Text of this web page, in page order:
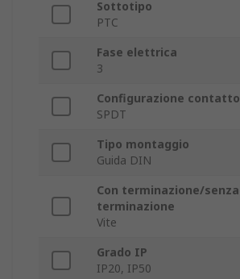
Sottotipo
PTC
Fase elettrica
3
Configurazione contatto
SPDT
Tipo montaggio
Guida DIN
Con terminazione/senza
terminazione
Vite
Grado IP
IP20, IP50